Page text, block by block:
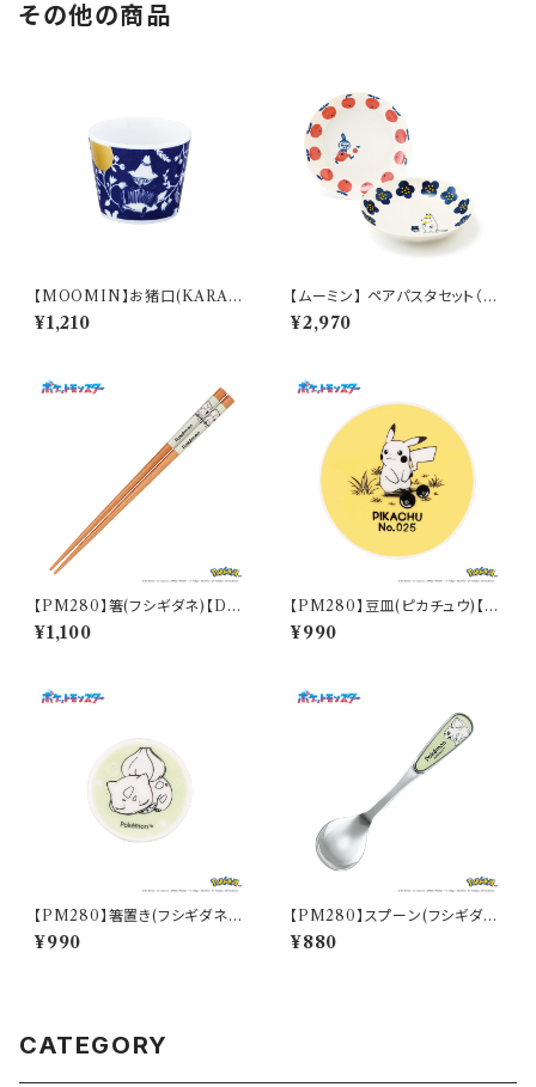
その他の商品
【MOOMIN】お猪口(KARAK
USA)【MM20000】MM200
02-349
¥1,210
【ムーミン】 ペアパスタセット（リ
トルミイ・スノークのおじょうさ
ん）【MM030】
¥2,970
【PM280】箸(フシギダネ)【Dail
y Sketch】PM281-840
¥1,100
【PM280】豆皿(ピカチュウ)【D
aily Sketch】PM284-333
¥990
【PM280】箸置き(フシギダネ)
【Daily Sketch】PM281-402
¥990
【PM280】スプーン(フシギダ
ネ)【Daily Sketch】PM281-8
50
¥880
CATEGORY